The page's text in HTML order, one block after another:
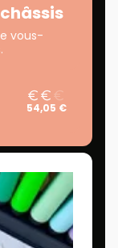
vous-
54,05 €